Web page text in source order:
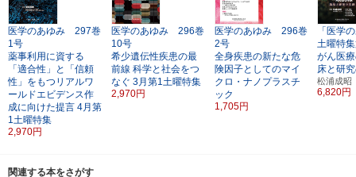
医学のあゆみ 297巻
1号
薬事利用に資する
「適合性」と「信頼
性」をもつリアルワ
ールドエビデンス作
成に向けた提言 4月第
1土曜特集
2,970円
医学のあゆみ 296巻
10号
希少遺伝性疾患の最
前線 科学と社会をつ
なぐ 3月第1土曜特集
2,970円
医学のあゆみ 296巻
2号
全身疾患の新たな危
険因子としてのマイ
クロ・ナノプラスチ
ック
1,705円
「医学
土曜特
がん医
床と研
松浦成
6,820円
関連する本をさがす